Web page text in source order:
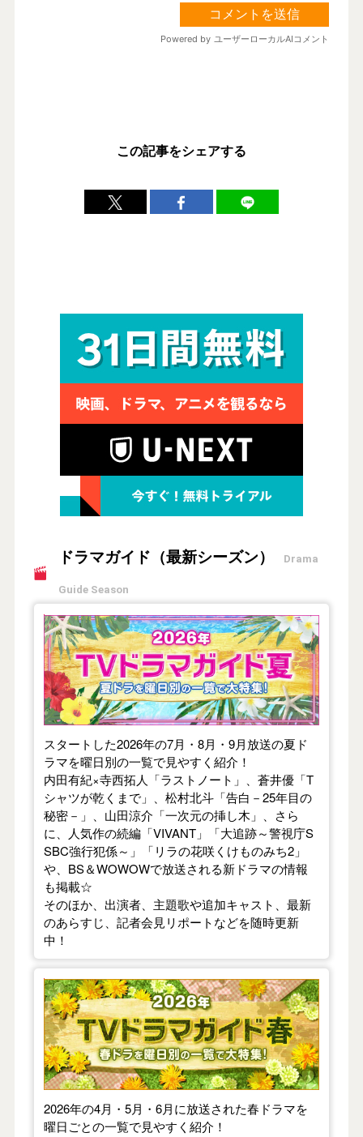
この記事をシェアする
ドラマガイド（最新シーズン） Drama
Guide Season
【2026年夏】TVドラマガイド
スタートした2026年の7月・8月・9月放送の夏ド
ラマを曜日別の一覧で見やすく紹介！
内田有紀×寺西拓人「ラストノート」、蒼井優「T
シャツが乾くまで」、松村北斗「告白－25年目の
秘密－」、山田涼介「一次元の挿し木」、さら
に、人気作の続編「VIVANT」「大追跡～警視庁S
SBC強行犯係～」「リラの花咲くけものみち2」
や、BS＆WOWOWで放送される新ドラマの情報
も掲載☆
そのほか、出演者、主題歌や追加キャスト、最新
のあらすじ、記者会見リポートなどを随時更新
中！
【2026年春】TVドラマガイド
2026年の4月・5月・6月に放送された春ドラマを
曜日ごとの一覧で見やすく紹介！